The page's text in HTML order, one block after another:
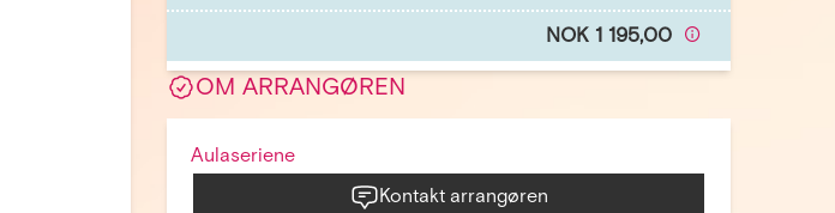
NOK 1 195,00
OM ARRANGØREN
Aulaseriene
Kontakt arrangøren